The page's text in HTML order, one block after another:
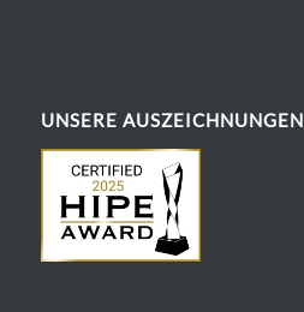
UNSERE AUSZEICHNUNGEN